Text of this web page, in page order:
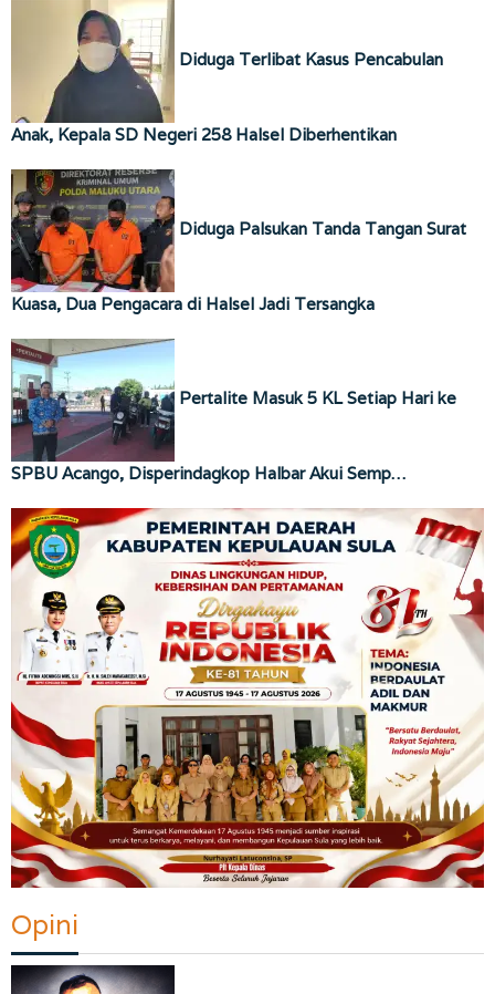
Diduga Terlibat Kasus Pencabulan
Anak, Kepala SD Negeri 258 Halsel Diberhentikan
Diduga Palsukan Tanda Tangan Surat
Kuasa, Dua Pengacara di Halsel Jadi Tersangka
Pertalite Masuk 5 KL Setiap Hari ke
SPBU Acango, Disperindagkop Halbar Akui Semp…
Opini